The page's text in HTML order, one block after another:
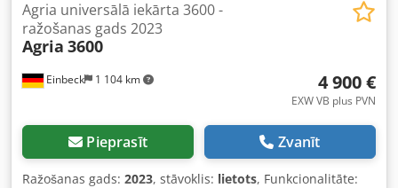
Einbeck 1 104 km
Agria universālā iekārta 3600 -
ražošanas gads 2023
Agria 3600
4 900 €
EXW VB plus PVN
Pieprasīt Zvanīt
Ražošanas gads: 2023, stāvoklis: lietots, Funkcionalitāte: